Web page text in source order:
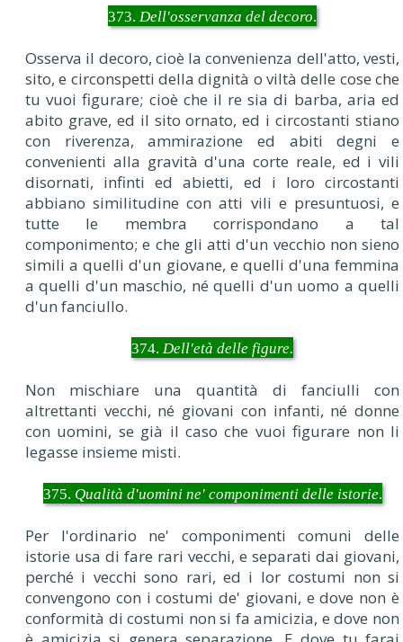
373. Dell'osservanza del decoro.
Osserva il decoro, cioè la convenienza dell'atto, vesti,
sito, e circonspetti della dignità o viltà delle cose che
tu vuoi figurare; cioè che il re sia di barba, aria ed
abito grave, ed il sito ornato, ed i circostanti stiano
con riverenza, ammirazione ed abiti degni e
convenienti alla gravità d'una corte reale, ed i vili
disornati, infinti ed abietti, ed i loro circostanti
abbiano similitudine con atti vili e presuntuosi, e
tutte le membra corrispondano a tal
componimento; e che gli atti d'un vecchio non sieno
simili a quelli d'un giovane, e quelli d'una femmina
a quelli d'un maschio, né quelli d'un uomo a quelli
d'un fanciullo.
374. Dell'età delle figure.
Non mischiare una quantità di fanciulli con
altrettanti vecchi, né giovani con infanti, né donne
con uomini, se già il caso che vuoi figurare non li
legasse insieme misti.
375. Qualità d'uomini ne' componimenti delle istorie.
Per l'ordinario ne' componimenti comuni delle
istorie usa di fare rari vecchi, e separati dai giovani,
perché i vecchi sono rari, ed i lor costumi non si
convengono con i costumi de' giovani, e dove non è
conformità di costumi non si fa amicizia, e dove non